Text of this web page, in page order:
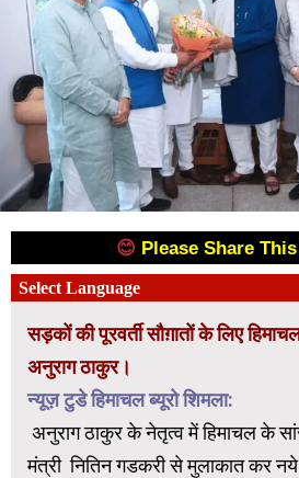
😊 Please Share
सड़कों की पूरवर्ती सौग़ातों के लिए
अनुराग ठाकुर।
न्यूज़ टुडे हिमाचल ब्यूरो शिमला:
अनुराग ठाकुर के नेतृत्व में हिमाचल के
मंत्री नितिन गडकरी से मुलाकात कर